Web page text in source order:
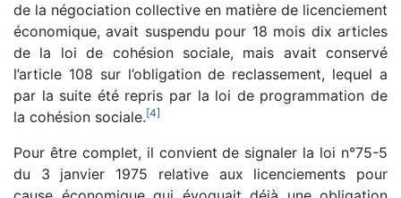
de la négociation collective en matière de licenciement
économique, avait suspendu pour 18 mois dix articles
de la loi de cohésion sociale, mais avait conservé
l’article 108 sur l’obligation de reclassement, lequel a
par la suite été repris par la loi de programmation de
la cohésion sociale.[4]
Pour être complet, il convient de signaler la loi n°75-5
du 3 janvier 1975 relative aux licenciements pour